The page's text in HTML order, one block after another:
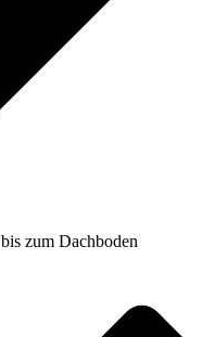
zum Dachboden